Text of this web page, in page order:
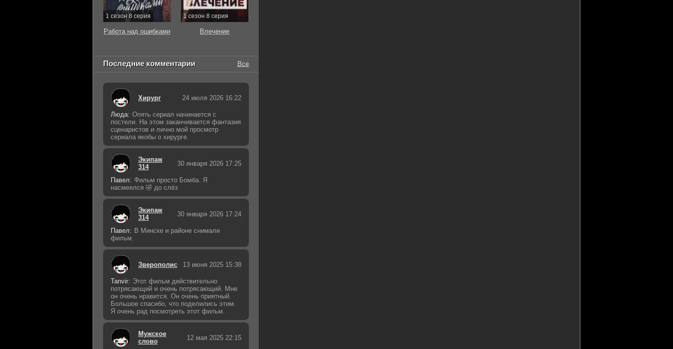
1 сезон 8 серия
Работа над ошибками
1 сезон 8 серия
Влечение
Последние комментарии Все
Хирург 24 июля 2026 16:22
Люда: Опять сериал начинается с
постели. На этом заканчивается фантазия
сценаристов и лично мой просмотр
сериала якобы о хирурге.
Экипаж
314
30 января 2026 17:25
Павел: Фильм просто Бомба. Я
насмеялся 🤣 до слёз
Экипаж
314
30 января 2026 17:24
Павел: В Минске и районе снимали
фильм.
Зверополис 13 июня 2025 15:38
Tanvir: Этот фильм действительно
потрясающий и очень потрясающий. Мне
он очень нравится. Он очень приятный.
Большое спасибо, что поделились этим.
Я очень рад посмотреть этот фильм.
Мужское
слово
12 мая 2025 22:15